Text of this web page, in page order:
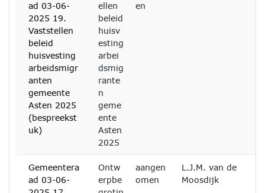
ad 03-06-
2025 19.
Vaststellen
beleid
huisvesting
arbeidsmigr
anten
gemeente
Asten 2025
(bespreekst
uk)
ellen
beleid
huisv
esting
arbei
dsmig
rante
n
geme
ente
Asten
2025
en
Gemeentera
ad 03-06-
Ontw
erpbe
aangen
omen
L.J.M. van de
Moosdijk